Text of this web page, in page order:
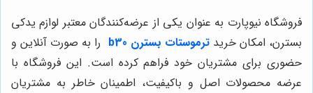
فروشگاه نیوپارت به عنوان یکی از عرضه‌کنندگان معتبر لوازم یدکی
بسترن، امکان خرید ترموستات بسترن b30
را به صورت آنلاین و
حضوری برای مشتریان خود فراهم کرده است. این فروشگاه با
عرضه محصولات اصل و باکیفیت، اطمینان خاطر به مشتریان